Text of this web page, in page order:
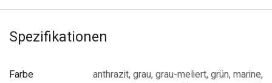
Spezifikationen
Farbe anthrazit,grau,grau-meliert,grün,marine,